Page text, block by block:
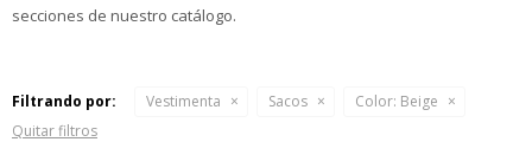
secciones de nuestro catálogo.
Filtrando por: Vestimenta Sacos Color: Beige
Quitar filtros